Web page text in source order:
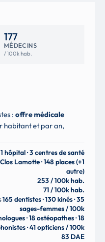
177
MÉDECINS
/ 100k hab.
: offre médicale
habitant et par an,
1 hôpital · 3 centres de santé
Lamotte · 148 places (+1
autre)
253 / 100k hab.
71 / 100k hab.
165 dentistes · 130 kinés · 35
sages-femmes / 100k
· 18 ostéopathes · 18
· 41 opticiens / 100k
83 DAE